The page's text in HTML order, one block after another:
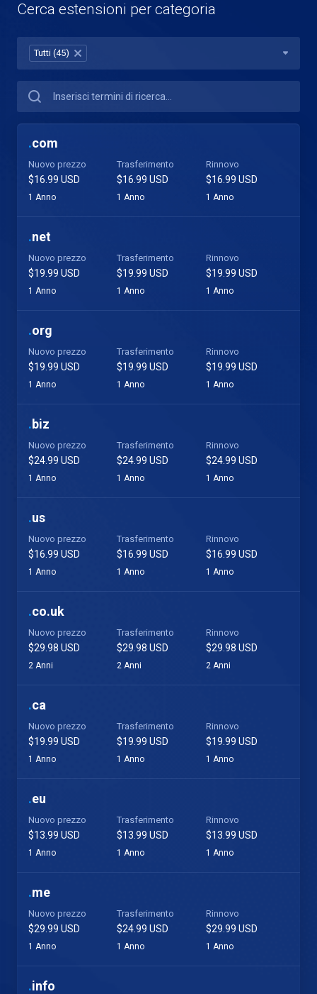
Cerca estensioni per categoria
Tutti (45) ×
.com
Nuovo prezzo
$16.99 USD
1 Anno
Trasferimento
$16.99 USD
1 Anno
Rinnovo
$16.99 USD
1 Anno
.net
Nuovo prezzo
$19.99 USD
1 Anno
Trasferimento
$19.99 USD
1 Anno
Rinnovo
$19.99 USD
1 Anno
.org
Nuovo prezzo
$19.99 USD
1 Anno
Trasferimento
$19.99 USD
1 Anno
Rinnovo
$19.99 USD
1 Anno
.biz
Nuovo prezzo
$24.99 USD
1 Anno
Trasferimento
$24.99 USD
1 Anno
Rinnovo
$24.99 USD
1 Anno
.us
Nuovo prezzo
$16.99 USD
1 Anno
Trasferimento
$16.99 USD
1 Anno
Rinnovo
$16.99 USD
1 Anno
.co.uk
Nuovo prezzo
$29.98 USD
2 Anni
Trasferimento
$29.98 USD
2 Anni
Rinnovo
$29.98 USD
2 Anni
.ca
Nuovo prezzo
$19.99 USD
1 Anno
Trasferimento
$19.99 USD
1 Anno
Rinnovo
$19.99 USD
1 Anno
.eu
Nuovo prezzo
$13.99 USD
1 Anno
Trasferimento
$13.99 USD
1 Anno
Rinnovo
$13.99 USD
1 Anno
.me
Nuovo prezzo
$29.99 USD
1 Anno
Trasferimento
$24.99 USD
1 Anno
Rinnovo
$29.99 USD
1 Anno
.info